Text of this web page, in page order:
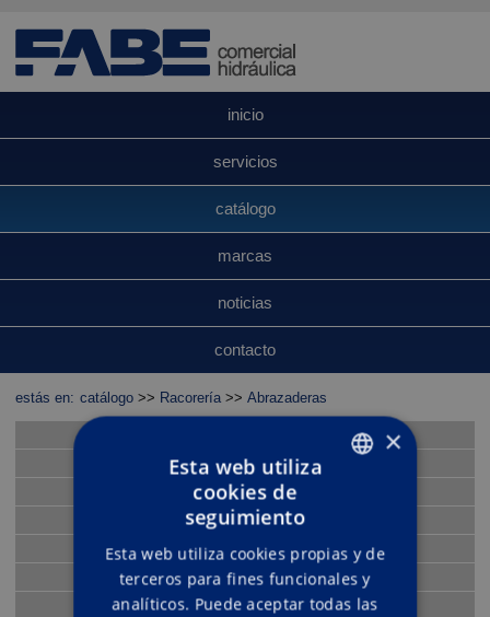
inicio
servicios
catálogo
marcas
noticias
contacto
estás en: catálogo >> Racorería >> Abrazaderas
Terminales latiguillos
Bombas hidráulicas
Motores hidraulicos
Válvulas hidráulicas
Electroválvulas
Distribuidores
×
Esta web utiliza
cookies de
seguimiento
Esta web utiliza cookies propias y de
terceros para fines funcionales y
analíticos. Puede aceptar todas las